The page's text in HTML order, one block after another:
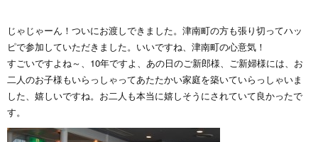
じゃじゃーん！ついにお渡しできました。津南町の方も張り切ってハッ
ピで参加していただきました。いいですね、津南町の心意気！
すごいですよね～、10年ですよ、あの日のご新郎様、ご新婦様には、お
二人のお子様もいらっしゃってあたたかい家庭を築いていらっしゃいま
した、嬉しいですね。お二人も本当に嬉しそうにされていて良かったで
す。